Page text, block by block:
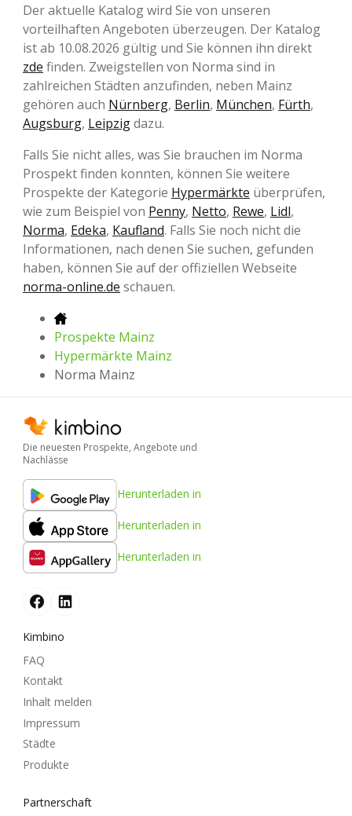
Der aktuelle Katalog wird Sie von unseren
vorteilhaften Angeboten überzeugen. Der Katalog
ist ab 10.08.2026 gültig und Sie können ihn direkt
zde finden. Zweigstellen von Norma sind in
zahlreichen Städten anzufinden, neben Mainz
gehören auch Nürnberg, Berlin, München, Fürth,
Augsburg, Leipzigdazu.
Falls Sie nicht alles, was Sie brauchen im Norma
Prospekt finden konnten, können Sie weitere
Prospekte der Kategorie Hypermärkte überprüfen,
wie zum Beispiel von Penny, Netto, Rewe, Lidl,
Norma, Edeka, Kaufland. Falls Sie noch nicht die
Informationen, nach denen Sie suchen, gefunden
haben, können Sie auf der offiziellen Webseite
norma-online.de schauen.
Prospekte Mainz
Hypermärkte Mainz
Norma Mainz
Die neuesten Prospekte, Angebote und
Nachlässe
Herunterladen in
Herunterladen in
Herunterladen in
Kimbino
FAQ
Kontakt
Inhalt melden
Impressum
Städte
Produkte
Partnerschaft